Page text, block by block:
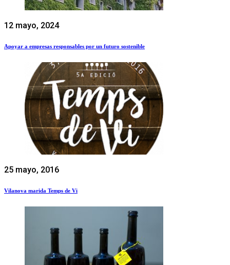
12 mayo, 2024
Apoyar a empresas responsables por un futuro sostenible
25 mayo, 2016
Vilanova marida Temps de Vi